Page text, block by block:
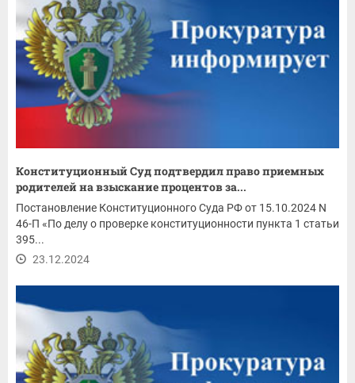
Конституционный Суд подтвердил право приемных
родителей на взыскание процентов за...
Постановление Конституционного Суда РФ от 15.10.2024 N
46-П «По делу о проверке конституционности пункта 1 статьи
395...
23.12.2024